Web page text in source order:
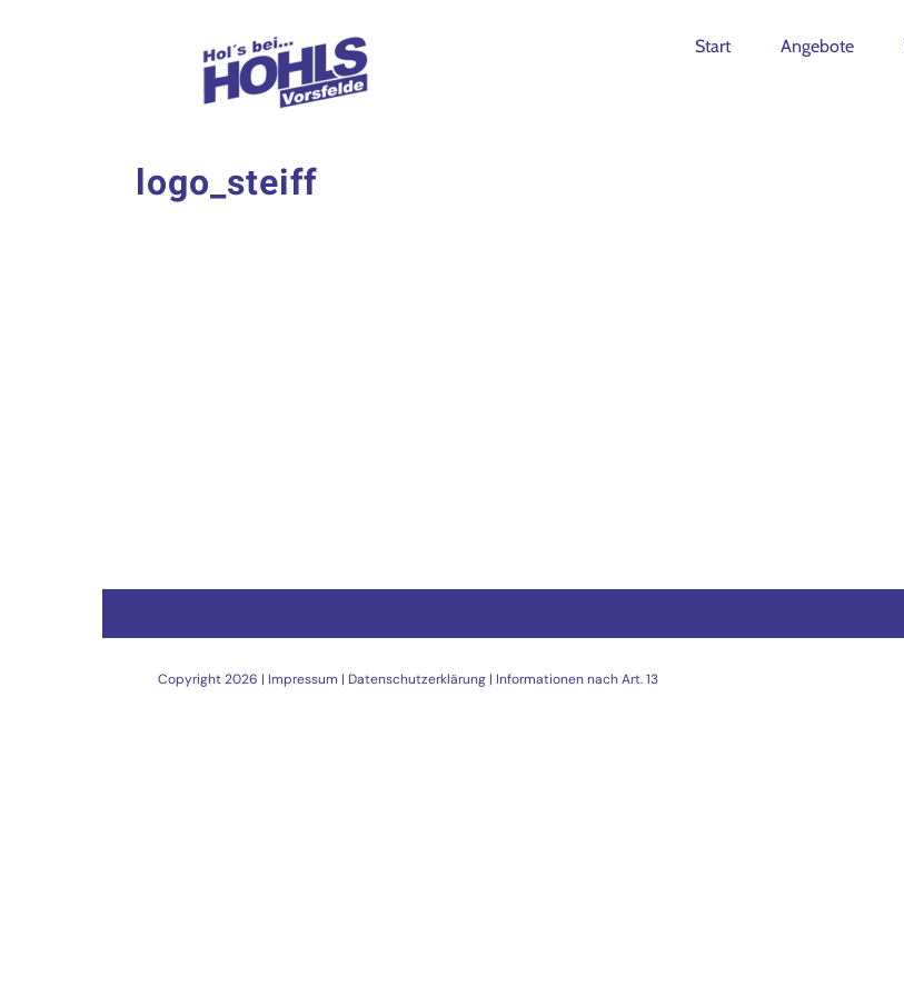
Start Angebote
logo_steiff
Copyright2026 | Impressum | Datenschutzerklärung | Informationen nach Art. 13